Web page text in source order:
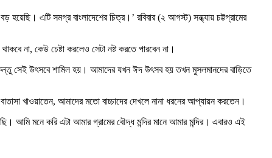
হয়েছি। এটি সমগ্র বাংলাদেশের চিত্র।’ রবিবার (২ আগস্ট) সন্ধ্যায় চট্টগ্রামের
না, কেউ চেষ্টা করলেও সেটা নষ্ট করতে পারবেন না।
সেই উৎসবে শামিল হয়। আমাদের যখন ঈদ উৎসব হয় তখন মুসলমানদের বাড়িতে
খাওয়াতেন, আমাদের মতো বাচ্চাদের দেখলে নানা ধরনের আপ্যায়ন করতেন।
আমি মনে করি এটা আমার গ্রামের বৌদ্ধ মন্দির মানে আমার মন্দির। এবারও এই